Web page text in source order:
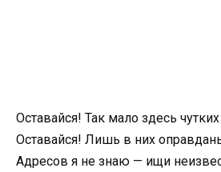
Оставайся! Так мало здесь
Оставайся! Лишь в них
Адресов я не знаю — ищи